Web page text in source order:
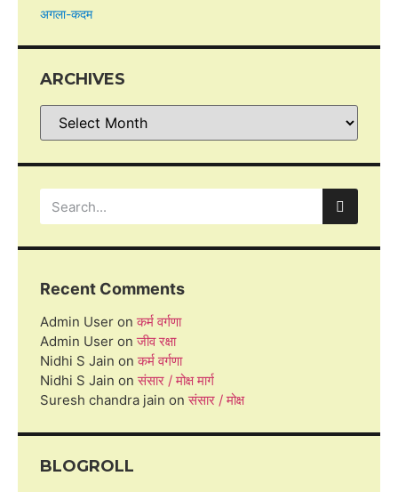
अगला-कदम
ARCHIVES
Recent Comments
Admin User onकर्म वर्गणा
Admin User onजीव रक्षा
Nidhi S Jain onकर्म वर्गणा
Nidhi S Jain onसंसार / मोक्ष मार्ग
Suresh chandra jain onसंसार / मोक्ष
BLOGROLL